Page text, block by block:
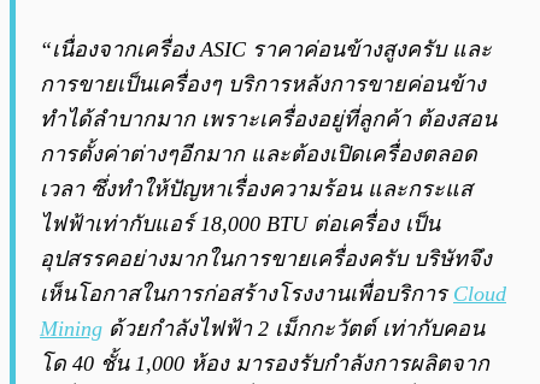
“เนื่องจากเครื่อง ASIC ราคาค่อนข้างสูงครับ และ
การขายเป็นเครื่องๆ บริการหลังการขายค่อนข้าง
ทำได้ลำบากมาก เพราะเครื่องอยู่ที่ลูกค้า ต้องสอน
การตั้งค่าต่างๆอีกมาก และต้องเปิดเครื่องตลอด
เวลา ซึ่งทำให้ปัญหาเรื่องความร้อน และกระแส
ไฟฟ้าเท่ากับแอร์ 18,000 BTU ต่อเครื่อง เป็น
อุปสรรคอย่างมากในการขายเครื่องครับ บริษัทจึง
เห็นโอกาสในการก่อสร้างโรงงานเพื่อบริการ Cloud
Mining ด้วยกำลังไฟฟ้า 2 เม็กกะวัตต์ เท่ากับคอน
โด 40 ชั้น 1,000 ห้อง มารองรับกำลังการผลิตจาก